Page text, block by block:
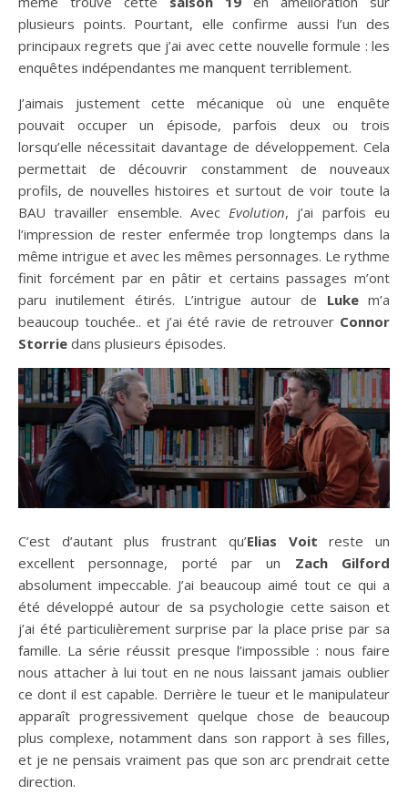
plusieurs points. Pourtant, elle confirme aussi l’un des
principaux regrets que j’ai avec cette nouvelle formule : les
enquêtes indépendantes me manquent terriblement.
J’aimais justement cette mécanique où une enquête
pouvait occuper un épisode, parfois deux ou trois
lorsqu’elle nécessitait davantage de développement. Cela
permettait de découvrir constamment de nouveaux
profils, de nouvelles histoires et surtout de voir toute la
BAU travailler ensemble. AvecEvolution, j’ai parfois eu
l’impression de rester enfermée trop longtemps dans la
même intrigue et avec les mêmes personnages. Le rythme
finit forcément par en pâtir et certains passages m’ont
paru inutilement étirés. L’intrigue autour de Lukem’a
beaucoup touchée.. et j’ai été ravie de retrouver Connor
Storrie dans plusieurs épisodes.
C’est d’autant plus frustrant qu’Elias Voit reste un
excellent personnage, porté par un Zach Gilford
absolument impeccable. J’ai beaucoup aimé tout ce qui a
été développé autour de sa psychologie cette saison et
j’ai été particulièrement surprise par la place prise par sa
famille. La série réussit presque l’impossible : nous faire
nous attacher à lui tout en ne nous laissant jamais oublier
ce dont il est capable. Derrière le tueur et le manipulateur
apparaît progressivement quelque chose de beaucoup
plus complexe, notamment dans son rapport à ses filles,
et je ne pensais vraiment pas que son arc prendrait cette
direction.